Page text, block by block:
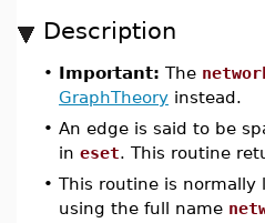
Description
• Important: The
GraphTheory instead.
• An edge is said to be
in eset. This routine
• This routine is normally
using the full name